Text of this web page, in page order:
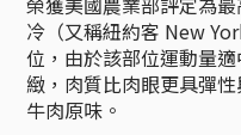
冷（又稱紐約客 New
位，由於該部位運動量
緻，肉質比肉眼更具彈
牛肉原味。